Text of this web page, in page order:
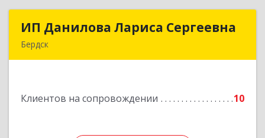
ИП Данилова Лариса Сергеевна
Бердск
Клиентов на сопровождении 10
ИП Данилова Лариса Сергеевна
Подробнее